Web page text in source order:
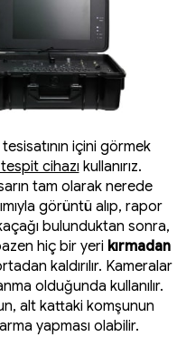
içini görmek
cihazı kullanırız.
tam olarak nerede
görüntü alıp, rapor
bulunduktan sonra,
hiç bir yeri kırmadan
kaldırılır. Kameralar
olduğunda kullanılır.
alt kattaki komşunun
yapması olabilir.